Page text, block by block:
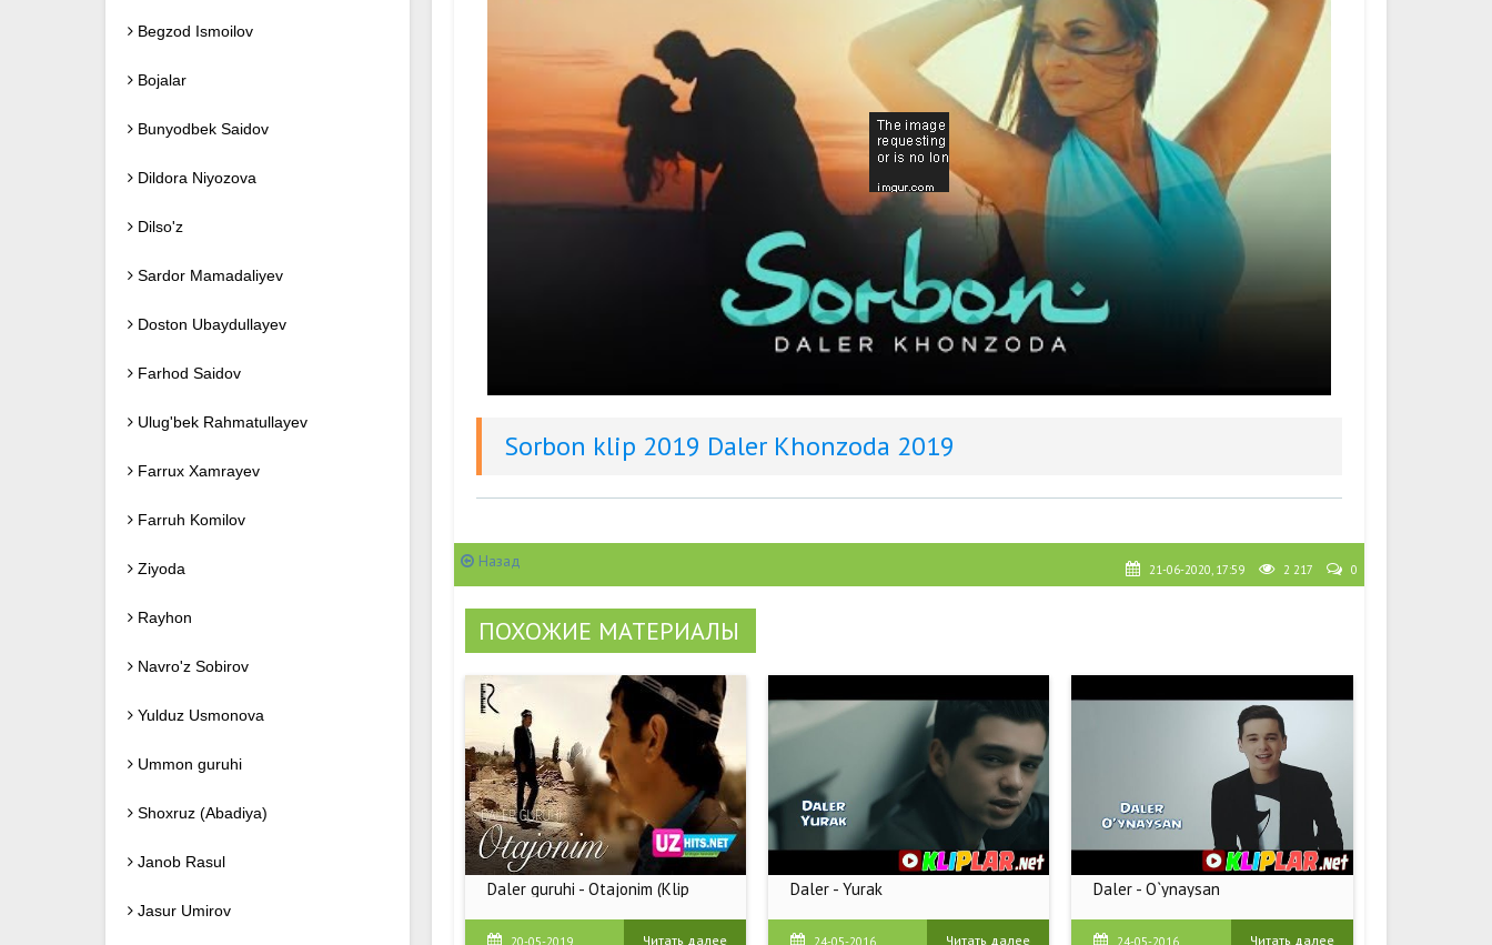
Begzod Ismoilov
Bojalar
Bunyodbek Saidov
Dildora Niyozova
Dilso'z
Sardor Mamadaliyev
Doston Ubaydullayev
Farhod Saidov
Ulug'bek Rahmatullayev
Farrux Xamrayev
Farruh Komilov
Ziyoda
Rayhon
Navro'z Sobirov
Yulduz Usmonova
Ummon guruhi
Shoxruz (Abadiya)
Janob Rasul
Jasur Umirov
Sorbon klip 2019 Daler Khonzoda 2019
Назад 21-06-2020, 17:59 2 217 0
ПОХОЖИЕ МАТЕРИАЛЫ
Daler guruhi - Otajonim (Klip
20-05-2019 Читать далее
Daler - Yurak
24-05-2016 Читать далее
Daler - O`ynaysan
Уйнайсан
24-05-2016 Читать далее